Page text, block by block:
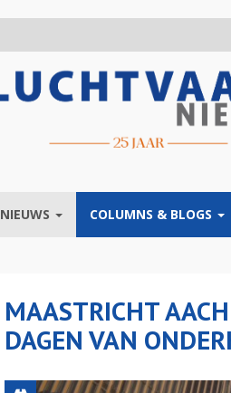
NIEUWS COLUMNS & BLOGS
MAASTRICHT
DAGEN VAN